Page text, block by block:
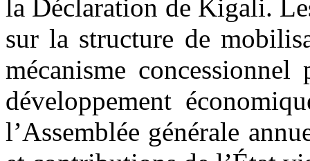
la Déclaration de Kigali.
sur la structure de
mécanisme
développement
l’Assemblée générale